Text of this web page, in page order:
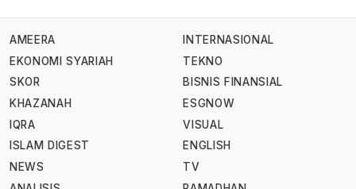
AMEERA
EKONOMI SYARIAH
SKOR
KHAZANAH
IQRA
ISLAM DIGEST
NEWS
INTERNASIONAL
TEKNO
BISNIS FINANSIAL
ESGNOW
VISUAL
ENGLISH
TV